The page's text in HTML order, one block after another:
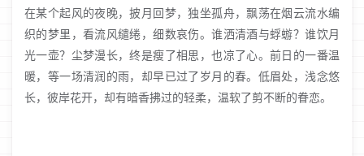
在某个起风的夜晚，披月回梦，独坐孤舟，飘荡在烟云流水编
织的梦里，看流风缱绻，细数哀伤。谁洒清酒与蜉蝣？谁饮月
光一壶？尘梦漫长，终是瘦了相思，也凉了心。前日的一番温
暖，等一场清润的雨，却早已过了岁月的春。低眉处，浅念悠
长，彼岸花开，却有暗香拂过的轻柔，温软了剪不断的眷恋。